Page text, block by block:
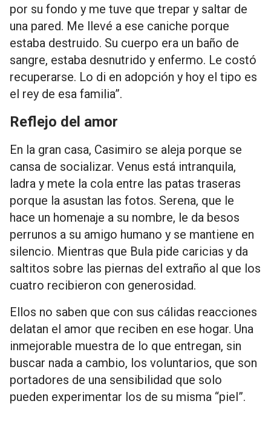
por su fondo y me tuve que trepar y saltar de
una pared. Me llevé a ese caniche porque
estaba destruido. Su cuerpo era un baño de
sangre, estaba desnutrido y enfermo. Le costó
recuperarse. Lo di en adopción y hoy el tipo es
el rey de esa familia”.
Reflejo del amor
En la gran casa, Casimiro se aleja porque se
cansa de socializar. Venus está intranquila,
ladra y mete la cola entre las patas traseras
porque la asustan las fotos. Serena, que le
hace un homenaje a su nombre, le da besos
perrunos a su amigo humano y se mantiene en
silencio. Mientras que Bula pide caricias y da
saltitos sobre las piernas del extraño al que los
cuatro recibieron con generosidad.
Ellos no saben que con sus cálidas reacciones
delatan el amor que reciben en ese hogar. Una
inmejorable muestra de lo que entregan, sin
buscar nada a cambio, los voluntarios, que son
portadores de una sensibilidad que solo
pueden experimentar los de su misma “piel”.